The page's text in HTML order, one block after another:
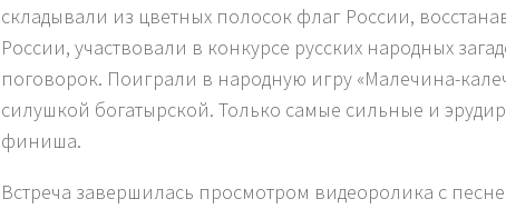
складывали из цветных полосок флаг России,
России, участвовали в конкурсе русских народных
поговорок. Поиграли в народную игру «Малечина-
силушкой богатырской. Только самые сильные и
финиша.
Встреча завершилась просмотром видеоролика с